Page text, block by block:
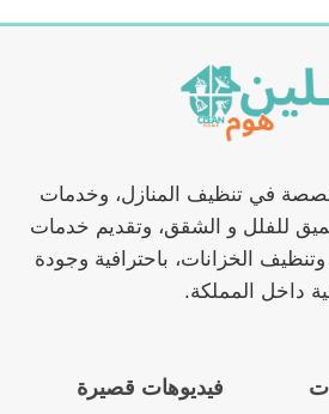
في تنظيف المنازل، وخدمات
للفلل و الشقق، وتقديم خدمات
الخزانات، باحترافية وجودة
داخل المملكة.
فيديوهات قصيرة